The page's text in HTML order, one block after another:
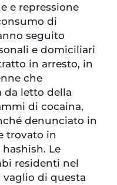
e repressione
di
seguito
e domiciliari
in arresto, in
che
da letto della
di cocaina,
denunciato in
trovato in
Le
residenti nel
di questa